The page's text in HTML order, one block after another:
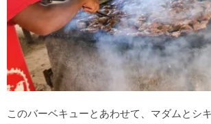
このバーベキューとあわせて、マダムとシ